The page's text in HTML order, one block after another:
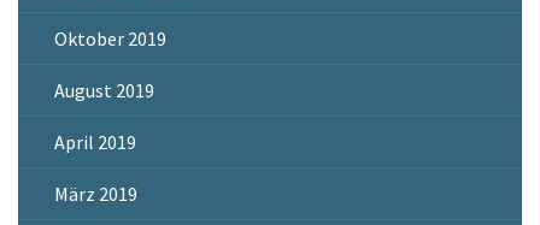
Oktober 2019
August 2019
April 2019
März 2019